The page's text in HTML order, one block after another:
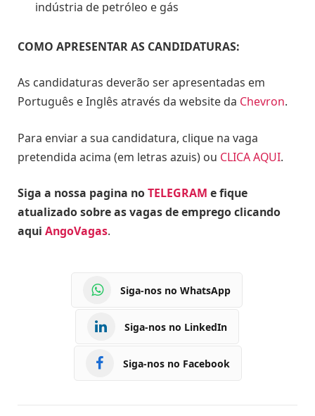
indústria de petróleo e gás
COMO APRESENTAR AS CANDIDATURAS:
As candidaturas deverão ser apresentadas em
Português e Inglês através da website da Chevron.
Para enviar a sua candidatura, clique na vaga
pretendida acima (em letras azuis) ou CLICA AQUI.
Siga a nossa pagina noTELEGRAM e fique
atualizado sobre as vagas de emprego clicando
aqui AngoVagas.
Siga-nos no WhatsApp
Siga-nos no LinkedIn
Siga-nos no Facebook